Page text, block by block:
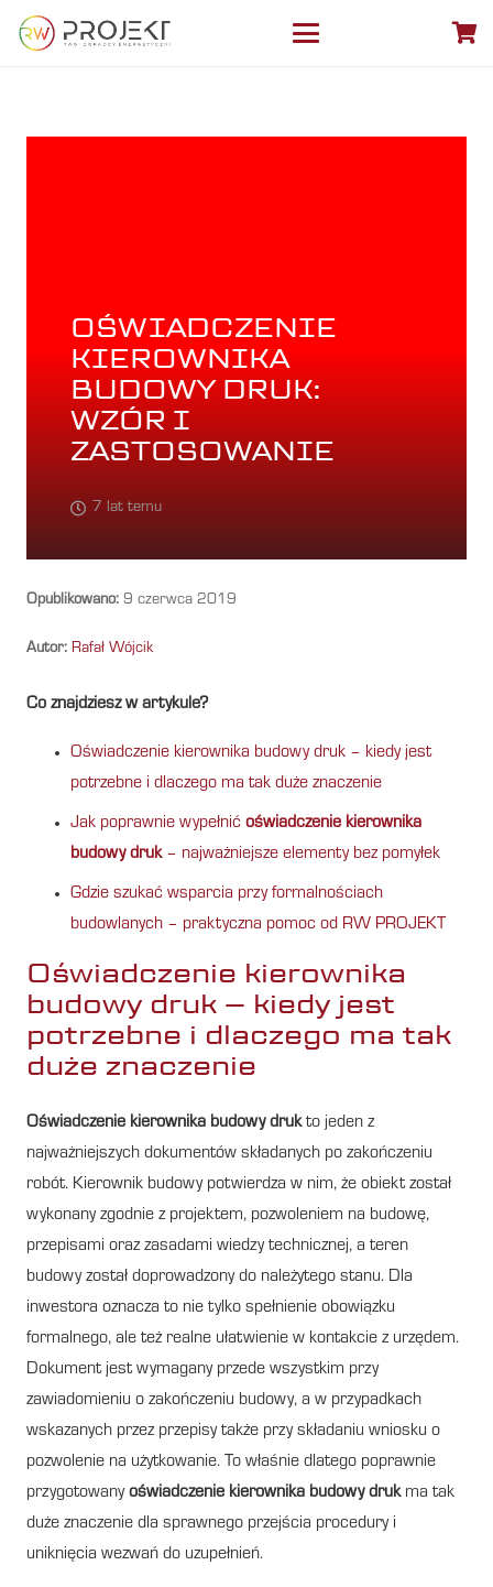
OŚWIADCZENIE
KIEROWNIKA
BUDOWY DRUK:
WZÓR I
ZASTOSOWANIE
7 lat temu
Opublikowano: 9 czerwca 2019
Autor: Rafał Wójcik
Co znajdziesz w artykule?
Oświadczenie kierownika budowy druk – kiedy jest
potrzebne i dlaczego ma tak duże znaczenie
Jak poprawnie wypełnić oświadczenie kierownika
budowy druk– najważniejsze elementy bez pomyłek
Gdzie szukać wsparcia przy formalnościach
budowlanych – praktyczna pomoc od RW PROJEKT
Oświadczenie kierownika
budowy druk – kiedy jest
potrzebne i dlaczego ma tak
duże znaczenie
Oświadczenie kierownika budowy drukto jeden z
najważniejszych dokumentów składanych po zakończeniu
robót. Kierownik budowy potwierdza w nim, że obiekt został
wykonany zgodnie z projektem, pozwoleniem na budowę,
przepisami oraz zasadami wiedzy technicznej, a teren
budowy został doprowadzony do należytego stanu. Dla
inwestora oznacza to nie tylko spełnienie obowiązku
formalnego, ale też realne ułatwienie w kontakcie z urzędem.
Dokument jest wymagany przede wszystkim przy
zawiadomieniu o zakończeniu budowy, a w przypadkach
wskazanych przez przepisy także przy składaniu wniosku o
pozwolenie na użytkowanie. To właśnie dlatego poprawnie
przygotowanyoświadczenie kierownika budowy drukma tak
duże znaczenie dla sprawnego przejścia procedury i
uniknięcia wezwań do uzupełnień.